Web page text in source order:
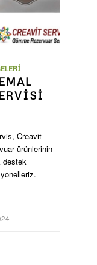
Creavit
ürünlerinin
destek